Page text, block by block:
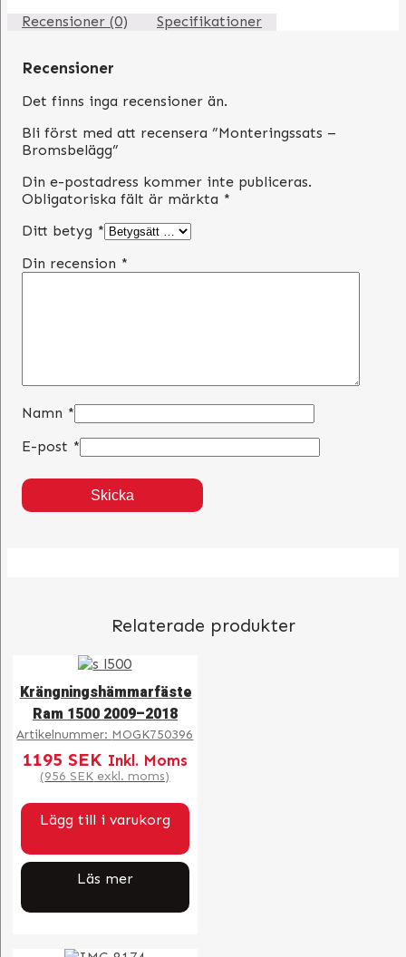
Recensioner (0)
Specifikationer
Recensioner
Det finns inga recensioner än.
Bli först med att recensera ”Monteringssats –
Bromsbelägg”
Din e-postadress kommer inte publiceras.
Obligatoriska fält är märkta *
Ditt betyg *
Din recension *
Namn *
E-post *
Relaterade produkter
Krängningshämmarfäste
Ram 1500 2009–2018
Artikelnummer: MOGK750396
1195 SEK Inkl. Moms
(956 SEK exkl. moms)
Lägg till i varukorg
Läs mer